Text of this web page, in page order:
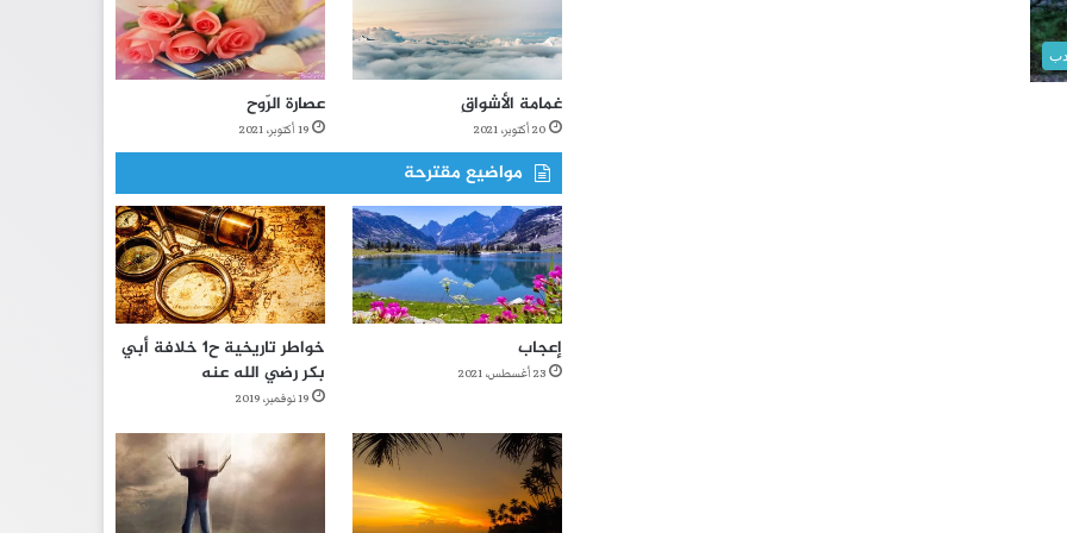
غمامة الأشواقِ
20 أكتوبر، 2021
عصارة الرّوح
19 أكتوبر، 2021
مواضيع مقترحة
إعجاب
23 أغسطس، 2021
خواطر تاريخية ح1 خلافة أبي
بكر رضي الله عنه
19 نوفمبر، 2019